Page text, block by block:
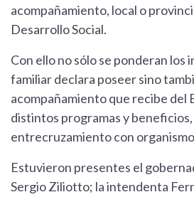
acompañamiento, local o
Desarrollo Social.
Con ello no sólo se ponderan los
familiar declara poseer sino
acompañamiento que recibe del
distintos programas y
entrecruzamiento con
Estuvieron presentes el
Sergio Ziliotto; la intendenta